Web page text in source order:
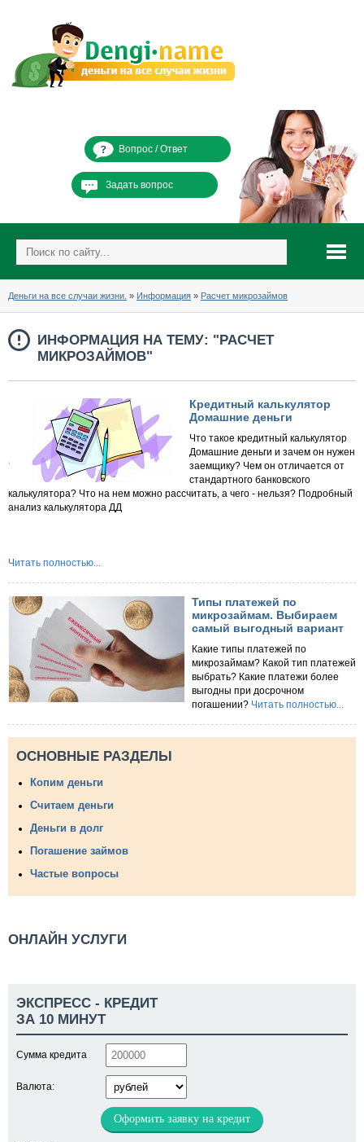
Вопрос / Ответ
Задать вопрос
Деньги на все случаи жизни. » Информация » Расчет микрозаймов
ИНФОРМАЦИЯ НА ТЕМУ: "РАСЧЕТ
МИКРОЗАЙМОВ"
Кредитный калькулятор
Домашние деньги
Что такое кредитный калькулятор
Домашние деньги и зачем он нужен
заемщику? Чем он отличается от
стандартного банковского
калькулятора? Что на нем можно рассчитать, а чего - нельзя? Подробный
анализ калькулятора ДД
Читать полностью...
Типы платежей по
микрозаймам. Выбираем
самый выгодный вариант
Какие типы платежей по
микрозаймам? Какой тип платежей
выбрать? Какие платежи более
выгодны при досрочном
погашении? Читать полностью...
ОСНОВНЫЕ РАЗДЕЛЫ
Копим деньги
Считаем деньги
Деньги в долг
Погашение займов
Частые вопросы
ОНЛАЙН УСЛУГИ
ЭКСПРЕСС - КРЕДИТ
ЗА 10 МИНУТ
Сумма кредита
Валюта:
Оформить заявку на кредит